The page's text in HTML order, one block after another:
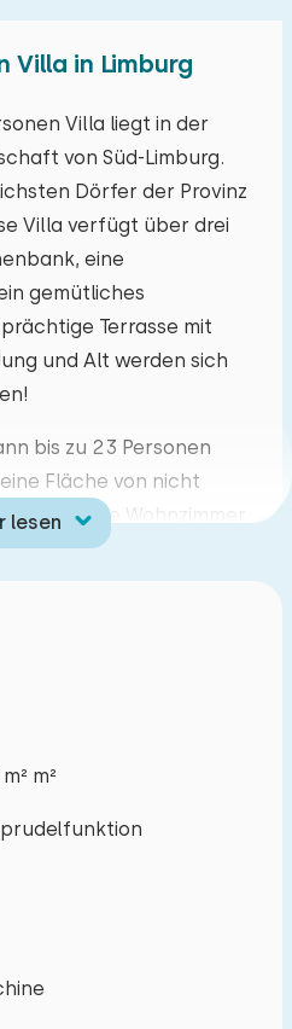
Villa in Limburg
Villa liegt in der
von Süd-Limburg.
Dörfer der Provinz
Villa verfügt über drei
eine
gemütliches
Terrasse mit
und Alt werden sich
bis zu 23 Personen
Fläche von nicht
geräumige Wohnzimmer
und Essecke. Die Küche
mit einem
viel Platz im
Toaster, Mixer
ein Feldbett. In der
und ein
sechs Bäder mit Dusche
(einige haben eine
In der Innenwohnung
Ein
Zimmer mit zwei Betten
lesen
2026
Do Sa So
30 31
06 07 08 09
13
20 21
m²